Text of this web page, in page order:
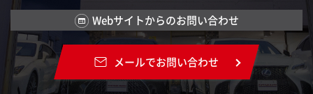
Webサイトからのお問い合わせ
メールでお問い合わせ